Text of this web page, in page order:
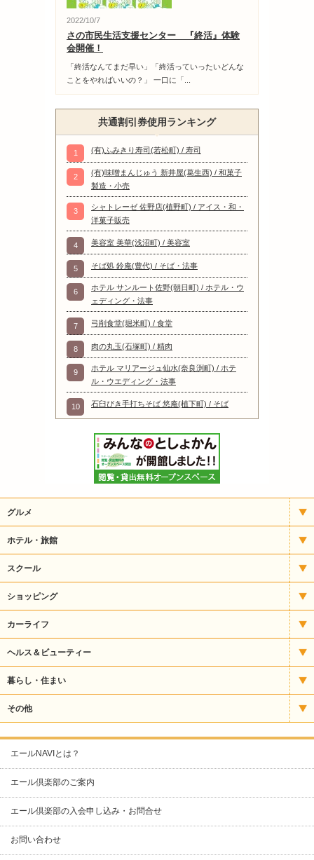
2022/10/7
さの市民生活支援センター 『終活』体験
会開催！
「終活なんてまだ早い」「終活っていったいどんな
ことをやればいいの？」 一口に「...
共通割引券使用ランキング
1 (有)ふみきり寿司(若松町) / 寿司
2
(有)味噌まんじゅう 新井屋(葛生西) / 和菓子
製造・小売
3
シャトレーゼ 佐野店(植野町) / アイス・和・
洋菓子販売
4 美容室 美華(浅沼町) / 美容室
5 そば処 鈴庵(豊代) / そば・法事
6
ホテル サンルート佐野(朝日町) / ホテル・ウ
ェディング・法事
7 弓削食堂(堀米町) / 食堂
8 肉の丸玉(石塚町) / 精肉
9
ホテル マリアージュ仙水(奈良渕町) / ホテ
ル・ウエディング・法事
10 石臼びき手打ちそば 悠庵(植下町) / そば
グルメ
イタリアン
いもフライ
うどん・そば
うなぎ
お好み焼・焼きそば
カフェ・喫茶
クレープ
スナック・パブ
その他（グルメ）
ナイトクラブ
バー
ホテル・旅館
宿泊
スクール
アート
パソコンスクール
バレエ・ダンス
パン教室
塾・予備校
ショッピング
CD・楽器
ギフト
スポーツ用品
その他食品
寝具・タオル
文具・事務用品
カーライフ
タイヤ販売
自動車整備
自動車販売・修理
ヘルス＆ビューティー
エステ
サプリメント
整骨・接骨
理容・美容室
暮らし・住まい
ガス
クリーニング
リフォーム・塗装
不動産
その他
カラオケ
人材派遣
エールNAVIとは？
エール倶楽部のご案内
エール倶楽部の入会申し込み・お問合せ
お問い合わせ